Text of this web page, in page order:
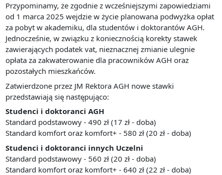
Przypominamy, że zgodnie z wcześniejszymi zapowiedziami
od 1 marca 2025 wejdzie w życie planowana podwyżka opłat
za pobyt w akademiku, dla studentów i doktorantów AGH.
Jednocześnie, w związku z koniecznością korekty stawek
zawierających podatek vat, nieznacznej zmianie ulegnie
opłata za zakwaterowanie dla pracowników AGH oraz
pozostałych mieszkańców.
Zatwierdzone przez JM Rektora AGH nowe stawki
przedstawiają się następująco:
Studenci i doktoranci AGH
Standard podstawowy - 490 zł (17 zł - doba)
Standard komfort oraz komfort+ - 580 zł (20 zł - doba)
Studenci i doktoranci innych Uczelni
Standard podstawowy - 560 zł (20 zł - doba)
Standard komfort oraz komfort+ - 640 zł (22 zł - doba)